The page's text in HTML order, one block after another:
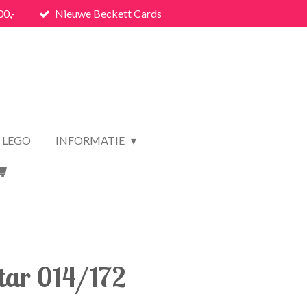
Nieuwe Beckett Cards
LEGO INFORMATIE
014/172